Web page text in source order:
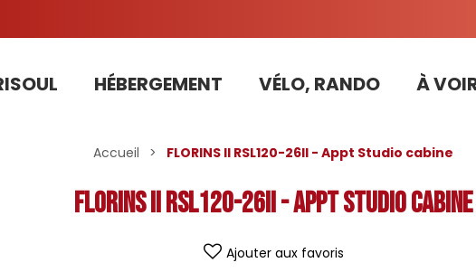
HÉBERGEMENT VÉLO, RANDO À
Accueil > FLORINS II RSL120-26II - Appt Studio cabine
FLORINS II RSL120-26II - Appt Studio cabine
Ajouter aux favoris